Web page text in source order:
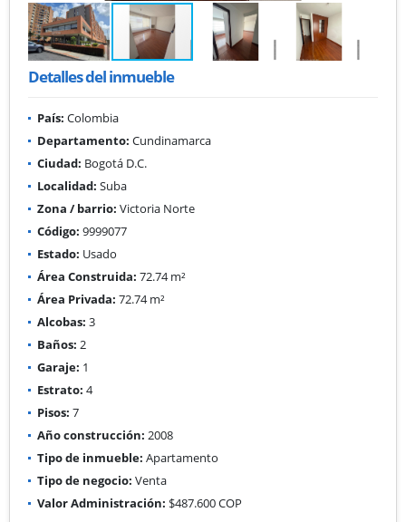
Detalles del inmueble
País: Colombia
Departamento: Cundinamarca
Ciudad: Bogotá D.C.
Localidad: Suba
Zona / barrio: Victoria Norte
Código: 9999077
Estado: Usado
Área Construida: 72.74 m²
Área Privada: 72.74 m²
Alcobas: 3
Baños: 2
Garaje: 1
Estrato: 4
Pisos: 7
Año construcción: 2008
Tipo de inmueble: Apartamento
Tipo de negocio: Venta
Valor Administración: $487.600 COP